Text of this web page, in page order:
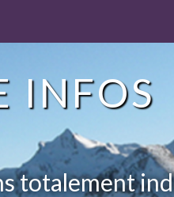
INFOS
totalement